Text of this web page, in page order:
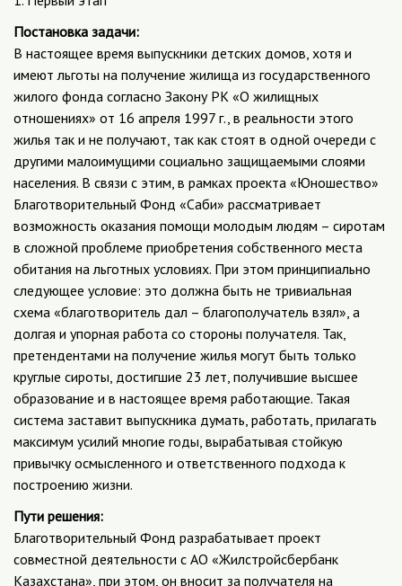
Постановка задачи:
В настоящее время выпускники детских домов, хотя и
имеют льготы на получение жилища из государственного
жилого фонда согласно Закону РК «О жилищных
отношениях» от 16 апреля 1997 г., в реальности этого
жилья так и не получают, так как стоят в одной очереди с
другими малоимущими социально защищаемыми слоями
населения. В связи с этим, в рамках проекта «Юношество»
Благотворительный Фонд «Саби» рассматривает
возможность оказания помощи молодым людям – сиротам
в сложной проблеме приобретения собственного места
обитания на льготных условиях. При этом принципиально
следующее условие: это должна быть не тривиальная
схема «благотворитель дал – благополучатель взял», а
долгая и упорная работа со стороны получателя. Так,
претендентами на получение жилья могут быть только
круглые сироты, достигшие 23 лет, получившие высшее
образование и в настоящее время работающие. Такая
система заставит выпускника думать, работать, прилагать
максимум усилий многие годы, вырабатывая стойкую
привычку осмысленного и ответственного подхода к
построению жизни.
Пути решения:
Благотворительный Фонд разрабатывает проект
совместной деятельности с АО «Жилстройсбербанк
Казахстана», при этом, он вносит за получателя на